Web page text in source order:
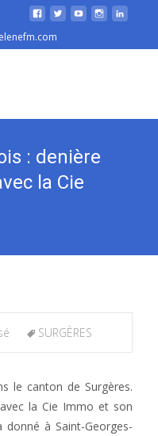
: denière
la Cie
SURGÈRES
le canton de Surgères.
la Cie Immo et son
à Saint-Georges-